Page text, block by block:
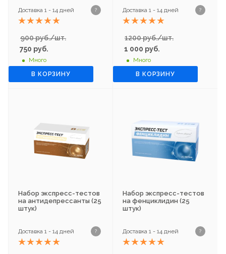
Доставка 1 - 14 дней ?
900 руб./шт.
750 руб.
Много
В КОРЗИНУ
Доставка 1 - 14 дней ?
1200 руб./шт.
1 000 руб.
Много
В КОРЗИНУ
Набор экспресс-тестов
на антидепрессанты (25
штук)
Доставка 1 - 14 дней ?
Набор экспресс-тестов
на фенциклидин (25
штук)
Доставка 1 - 14 дней ?